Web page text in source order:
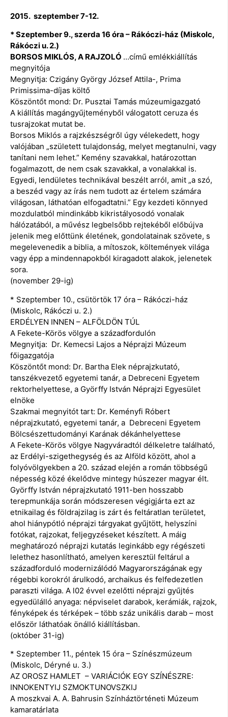
2015. szeptember 7-12.
* Szeptember 9., szerda 16 óra – Rákóczi-ház (Miskolc,
Rákóczi u. 2.)
BORSOS MIKLÓS, A RAJZOLÓ …című emlékkiállítás
megnyitója
Megnyitja: Czigány György József Attila-, Prima
Primissima-díjas költő
Köszöntőt mond: Dr. Pusztai Tamás múzeumigazgató
A kiállítás magángyűjteményből válogatott ceruza és
tusrajzokat mutat be.
Borsos Miklós a rajzkészségről úgy vélekedett, hogy
valójában „született tulajdonság, melyet megtanulni, vagy
tanítani nem lehet.” Kemény szavakkal, határozottan
fogalmazott, de nem csak szavakkal, a vonalakkal is.
Egyedi, lendületes technikával beszélt arról, amit „a szó,
a beszéd vagy az írás nem tudott az értelem számára
világosan, láthatóan elfogadtatni.” Egy kezdeti könnyed
mozdulatból mindinkább kikristályosodó vonalak
hálózatából, a művész legbelsőbb rejtekéből előbújva
jelenik meg előttünk életének, gondolatainak szövete, s
megelevenedik a biblia, a mítoszok, költemények világa
vagy épp a mindennapokból kiragadott alakok, jelenetek
sora.
(november 29-ig)
* Szeptember 10., csütörtök 17 óra – Rákóczi-ház
(Miskolc, Rákóczi u. 2.)
ERDÉLYEN INNEN – ALFÖLDÖN TÚL
A Fekete-Körös völgye a századfordulón
Megnyitja: Dr. Kemecsi Lajos a Néprajzi Múzeum
főigazgatója
Köszöntőt mond: Dr. Bartha Elek néprajzkutató,
tanszékvezető egyetemi tanár, a Debreceni Egyetem
rektorhelyettese, a Györffy István Néprajzi Egyesület
elnöke
Szakmai megnyitót tart: Dr. Keményfi Róbert
néprajzkutató, egyetemi tanár, a Debreceni Egyetem
Bölcsészettudományi Karának dékánhelyettese
A Fekete-Körös völgye Nagyváradtól délkeletre található,
az Erdélyi-szigethegység és az Alföld között, ahol a
folyóvölgyekben a 20. század elején a román többségű
népesség közé ékelődve mintegy húszezer magyar élt.
Györffy István néprajzkutató 1911-ben hosszabb
terepmunkája során módszeresen végigjárta ezt az
etnikailag és földrajzilag is zárt és feltáratlan területet,
ahol hiánypótló néprajzi tárgyakat gyűjtött, helyszíni
fotókat, rajzokat, feljegyzéseket készített. A máig
meghatározó néprajzi kutatás leginkább egy régészeti
lelethez hasonlítható, amelyen keresztül feltárul a
századforduló modernizálódó Magyarországának egy
régebbi korokról árulkodó, archaikus és felfedezetlen
paraszti világa. A l02 évvel ezelőtti néprajzi gyűjtés
egyedülálló anyaga: népviselet darabok, kerámiák, rajzok,
fényképek és térképek – több száz unikális darab – most
először láthatóak önálló kiállításban.
(október 31-ig)
* Szeptember 11., péntek 15 óra – Színészmúzeum
(Miskolc, Déryné u. 3.)
AZ OROSZ HAMLET – VARIÁCIÓK EGY SZÍNÉSZRE:
INNOKENTYIJ SZMOKTUNOVSZKIJ
A moszkvai A. A. Bahrusin Színháztörténeti Múzeum
kamaratárlata